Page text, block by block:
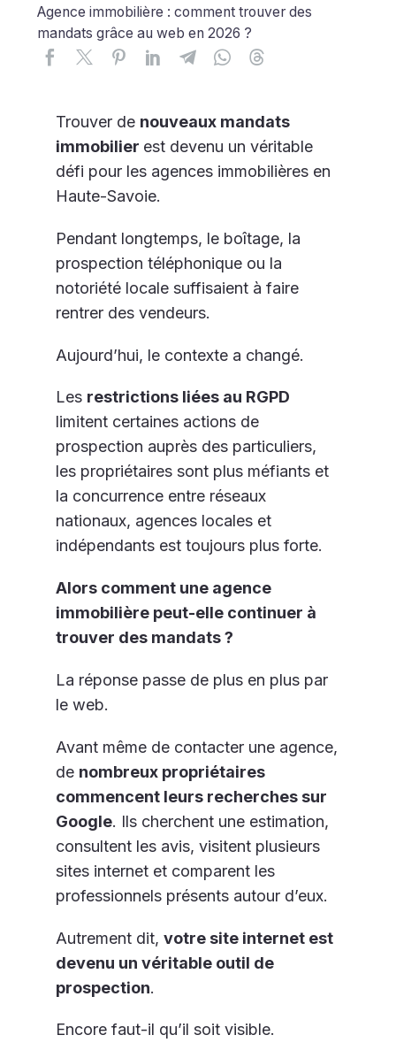
Agence immobilière : comment trouver des
mandats grâce au web en 2026 ?
Trouver de nouveaux mandats
immobilier est devenu un véritable
défi pour les agences immobilières en
Haute-Savoie.
Pendant longtemps, le boîtage, la
prospection téléphonique ou la
notoriété locale suffisaient à faire
rentrer des vendeurs.
Aujourd’hui, le contexte a changé.
Les restrictions liées au RGPD
limitent certaines actions de
prospection auprès des particuliers,
les propriétaires sont plus méfiants et
la concurrence entre réseaux
nationaux, agences locales et
indépendants est toujours plus forte.
Alors comment une agence
immobilière peut-elle continuer à
trouver des mandats ?
La réponse passe de plus en plus par
le web.
Avant même de contacter une agence,
de nombreux propriétaires
commencent leurs recherches sur
Google. Ils cherchent une estimation,
consultent les avis, visitent plusieurs
sites internet et comparent les
professionnels présents autour d’eux.
Autrement dit, votre site internet est
devenu un véritable outil de
prospection.
Encore faut-il qu’il soit visible.